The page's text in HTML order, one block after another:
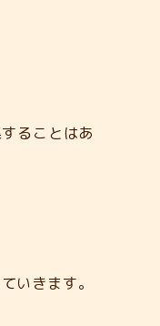
ることはあ
いきます。